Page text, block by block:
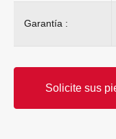
Garantía :
Solicite sus